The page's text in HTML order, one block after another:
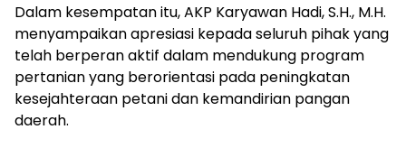
Dalam kesempatan itu, AKP Karyawan Hadi, S.H., M.H.
menyampaikan apresiasi kepada seluruh pihak yang
telah berperan aktif dalam mendukung program
pertanian yang berorientasi pada peningkatan
kesejahteraan petani dan kemandirian pangan
daerah.